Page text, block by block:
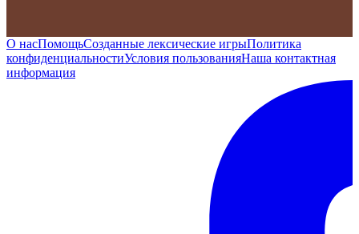
О насПомощьСозданные лексические игрыПолитика
конфиденциальностиУсловия пользованияНаша контактная
информация